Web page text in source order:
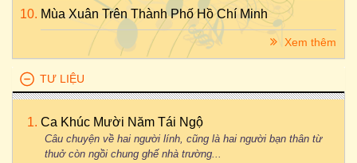
Mùa Xuân Trên Thành Phố Hồ Chí Minh
Xem thêm
TƯ LIỆU
Ca Khúc Mười Năm Tái Ngộ
Câu chuyện về hai người lính, cũng là hai người bạn thân từ
thuở còn ngồi chung ghế nhà trường...